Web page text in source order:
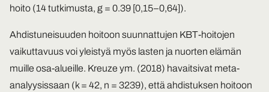
hoito (14 tutkimusta, g = 0.39 [0,15–0,64]).
Ahdistuneisuuden hoitoon suunnattujen KBT-hoitojen
vaikuttavuus voi yleistyä myös lasten ja nuorten elämän
muille osa-alueille. Kreuze ym. (2018) havaitsivat meta-
analyysissaan (k = 42, n = 3239), että ahdistuksen hoitoon